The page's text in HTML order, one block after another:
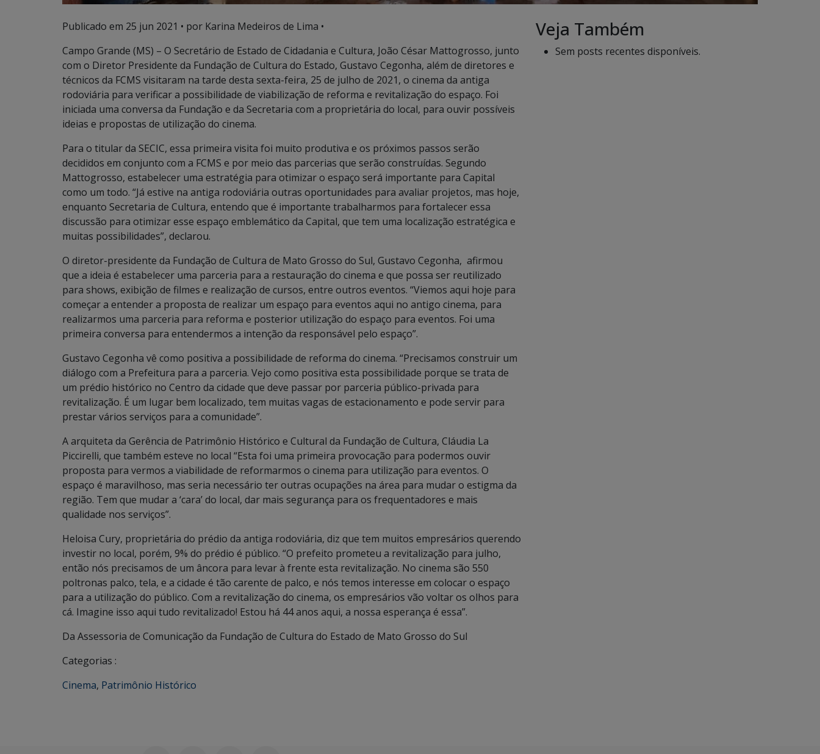
Publicado em 25 jun 2021 • por Karina Medeiros de Lima •
Campo Grande (MS) – O Secretário de Estado de Cidadania e Cultura, João César Mattogrosso, junto
com o Diretor Presidente da Fundação de Cultura do Estado, Gustavo Cegonha, além de diretores e
técnicos da FCMS visitaram na tarde desta sexta-feira, 25 de julho de 2021, o cinema da antiga
rodoviária para verificar a possibilidade de viabilização de reforma e revitalização do espaço. Foi
iniciada uma conversa da Fundação e da Secretaria com a proprietária do local, para ouvir possíveis
ideias e propostas de utilização do cinema.
Para o titular da SECIC, essa primeira visita foi muito produtiva e os próximos passos serão
decididos em conjunto com a FCMS e por meio das parcerias que serão construídas. Segundo
Mattogrosso, estabelecer uma estratégia para otimizar o espaço será importante para Capital
como um todo. “Já estive na antiga rodoviária outras oportunidades para avaliar projetos, mas hoje,
enquanto Secretaria de Cultura, entendo que é importante trabalharmos para fortalecer essa
discussão para otimizar esse espaço emblemático da Capital, que tem uma localização estratégica e
muitas possibilidades”, declarou.
O diretor-presidente da Fundação de Cultura de Mato Grosso do Sul, Gustavo Cegonha, afirmou
que a ideia é estabelecer uma parceria para a restauração do cinema e que possa ser reutilizado
para shows, exibição de filmes e realização de cursos, entre outros eventos. “Viemos aqui hoje para
começar a entender a proposta de realizar um espaço para eventos aqui no antigo cinema, para
realizarmos uma parceria para reforma e posterior utilização do espaço para eventos. Foi uma
primeira conversa para entendermos a intenção da responsável pelo espaço”.
Gustavo Cegonha vê como positiva a possibilidade de reforma do cinema. “Precisamos construir um
diálogo com a Prefeitura para a parceria. Vejo como positiva esta possibilidade porque se trata de
um prédio histórico no Centro da cidade que deve passar por parceria público-privada para
revitalização. É um lugar bem localizado, tem muitas vagas de estacionamento e pode servir para
prestar vários serviços para a comunidade”.
A arquiteta da Gerência de Patrimônio Histórico e Cultural da Fundação de Cultura, Cláudia La
Piccirelli, que também esteve no local “Esta foi uma primeira provocação para podermos ouvir
proposta para vermos a viabilidade de reformarmos o cinema para utilização para eventos. O
espaço é maravilhoso, mas seria necessário ter outras ocupações na área para mudar o estigma da
região. Tem que mudar a ‘cara’ do local, dar mais segurança para os frequentadores e mais
qualidade nos serviços”.
Heloisa Cury, proprietária do prédio da antiga rodoviária, diz que tem muitos empresários querendo
investir no local, porém, 9% do prédio é público. “O prefeito prometeu a revitalização para julho,
então nós precisamos de um âncora para levar à frente esta revitalização. No cinema são 550
poltronas palco, tela, e a cidade é tão carente de palco, e nós temos interesse em colocar o espaço
para a utilização do público. Com a revitalização do cinema, os empresários vão voltar os olhos para
cá. Imagine isso aqui tudo revitalizado! Estou há 44 anos aqui, a nossa esperança é essa”.
Da Assessoria de Comunicação da Fundação de Cultura do Estado de Mato Grosso do Sul
Categorias :
Cinema, Patrimônio Histórico
Veja Também
Sem posts recentes disponíveis.